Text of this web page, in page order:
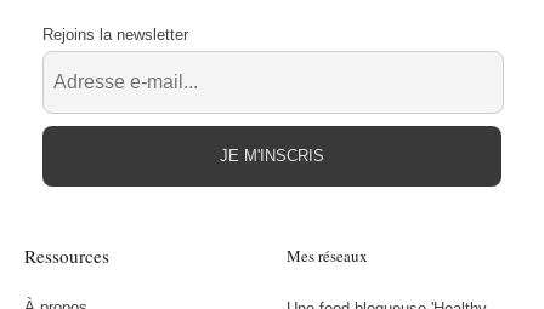
Ressources Mes réseaux
Rejoins la newsletter
JE M'INSCRIS